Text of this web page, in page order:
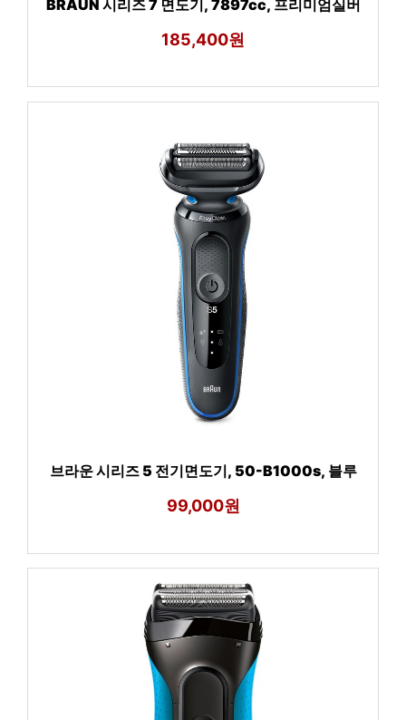
BRAUN 시리즈 7 면도기, 7897cc, 프리미엄실버
185,400원
브라운 시리즈 5 전기면도기, 50-B1000s, 블루
99,000원